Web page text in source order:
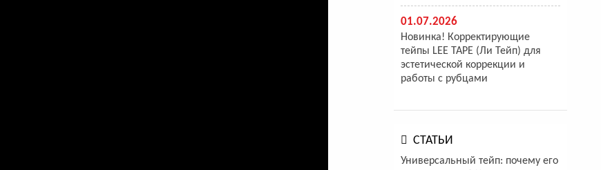
01.07.2026
Новинка! Корректирующие
тейпы LEE TAPE (Ли Тейп) для
эстетической коррекции и
работы с рубцами
СТАТЬИ
Универсальный тейп: почему его